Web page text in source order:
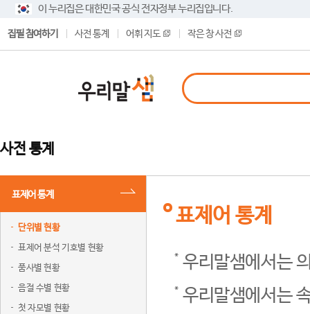
이 누리집은 대한민국 공식 전자정부 누리집입니다.
집필 참여하기 사전 통계 어휘 지도 작은 창 사전
사전 통계
표제어 통계
단위별 현황
표제어 분석 기호별 현황
품사별 현황
음절 수별 현황
첫 자모별 현황
표제어 통계
우리말샘에서는
우리말샘에서는